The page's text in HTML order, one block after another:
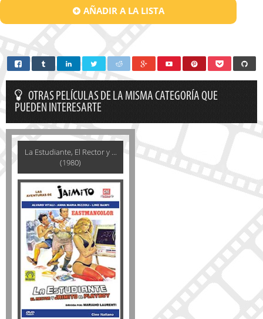
AÑADIR A LA LISTA
OTRAS PELÍCULAS DE LA MISMA CATEGORÍA QUE
PUEDEN INTERESARTE
La Estudiante, El Rector y ...
(1980)